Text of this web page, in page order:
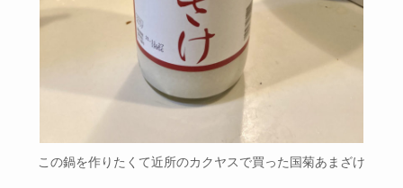
この鍋を作りたくて近所のカクヤスで買った国菊あまざけ